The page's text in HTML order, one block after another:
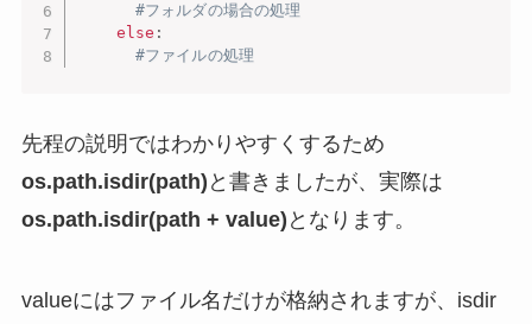
#フォルダの場合の処理
else :
#ファイルの処理
先程の説明ではわかりやすくするため
os.path.isdir(path) と書きましたが、実際は
os.path.isdir(path + value) となります。
valueにはファイル名だけが格納されますが、isdir